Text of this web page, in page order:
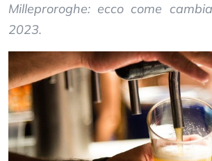
Milleproroghe: ecco come
2023.